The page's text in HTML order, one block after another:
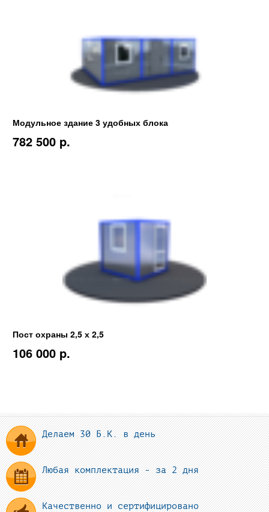
Модульное здание 3 удобных блока
782 500 p.
Пост охраны 2,5 х 2,5
106 000 p.
Делаем 30 Б.К. в день
Любая комплектация - за 2 дня
Качественно и сертифицировано